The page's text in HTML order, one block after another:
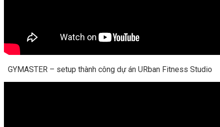
GYMASTER – setup thành công dự án URban Fitness Studio